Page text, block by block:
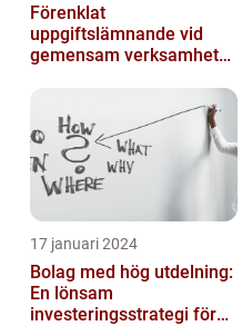
Förenklat
uppgiftslämnande vid
gemensam verksamhet
17 januari 2024
Bolag med hög utdelning:
En lönsam
investeringsstrategi för